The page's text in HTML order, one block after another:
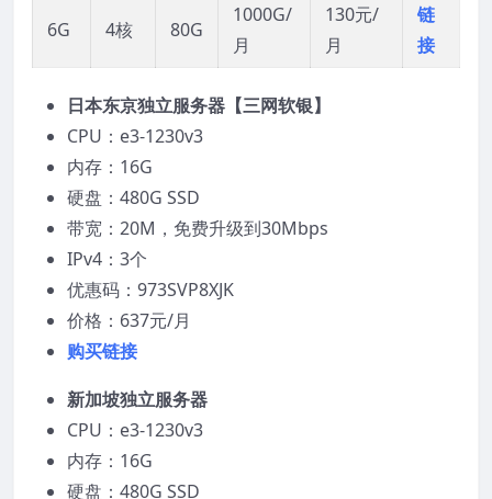
6G 4核 80G
1000G/
月
130元/
月
链
接
日本东京独立服务器【三网软银】
CPU：e3-1230v3
内存：16G
硬盘：480G SSD
带宽：20M，免费升级到30Mbps
IPv4：3个
优惠码：973SVP8XJK
价格：637元/月
购买链接
新加坡独立服务器
CPU：e3-1230v3
内存：16G
硬盘：480G SSD